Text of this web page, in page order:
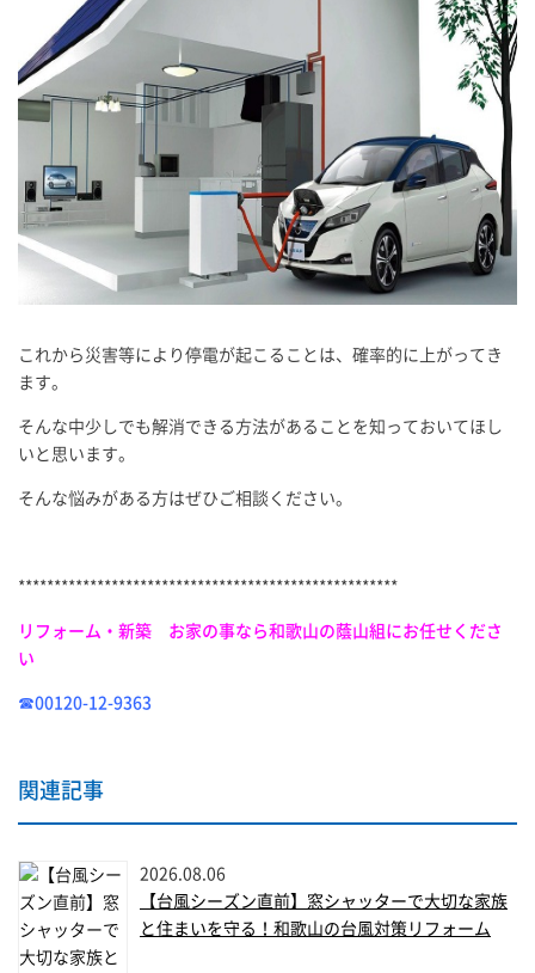
これから災害等により停電が起こることは、確率的に上がってき
ます。
そんな中少しでも解消できる方法があることを知っておいてほし
いと思います。
そんな悩みがある方はぜひご相談ください。
*****************************************************
リフォーム・新築 お家の事なら和歌山の蔭山組にお任せくださ
い
☎00120-12-9363
関連記事
2026.08.06
【台風シーズン直前】窓シャッターで大切な家族
と住まいを守る！和歌山の台風対策リフォーム